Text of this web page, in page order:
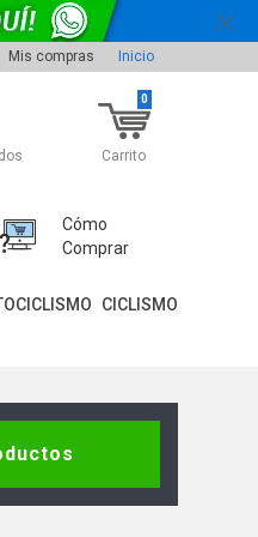
Mis compras Inicio
Carrito
0
Cómo
Comprar
CICLISMO